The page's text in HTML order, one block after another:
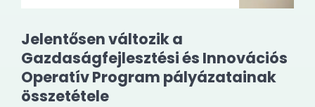
Jelentősen változik a
Gazdaságfejlesztési és Innovációs
Operatív Program pályázatainak
összetétele